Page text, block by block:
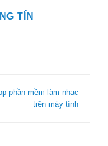
TÍN
phần mềm làm nhạc
trên máy tính